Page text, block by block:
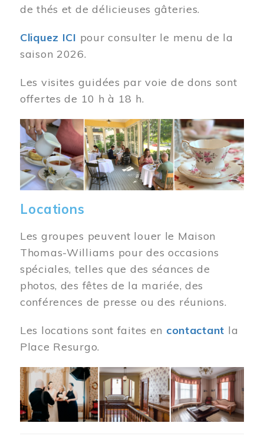
de thés et de délicieuses gâteries.
Cliquez ICI pour consulter le menu de la
saison 2026.
Les visites guidées par voie de dons sont
offertes de 10 h à 18 h.
Image
Locations
Les groupes peuvent louer le Maison
Thomas-Williams pour des occasions
spéciales, telles que des séances de
photos, des fêtes de la mariée, des
conférences de presse ou des réunions.
Les locations sont faites en contactant la
Place Resurgo.
Image